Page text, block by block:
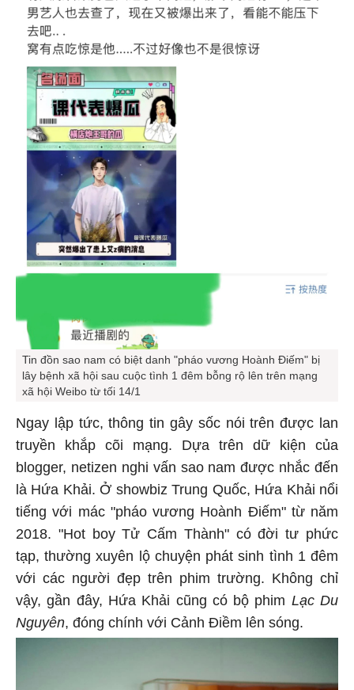
Tin đồn sao nam có biệt danh "pháo vương Hoành Điếm" bị
lây bệnh xã hội sau cuộc tình 1 đêm bỗng rộ lên trên mạng
xã hội Weibo từ tối 14/1
Ngay lập tức, thông tin gây sốc nói trên được lan
truyền khắp cõi mạng. Dựa trên dữ kiện của
blogger, netizen nghi vấn sao nam được nhắc đến
là Hứa Khải. Ở showbiz Trung Quốc, Hứa Khải nổi
tiếng với mác "pháo vương Hoành Điếm" từ năm
2018. "Hot boy Tử Cấm Thành" có đời tư phức
tạp, thường xuyên lộ chuyện phát sinh tình 1 đêm
với các người đẹp trên phim trường. Không chỉ
vậy, gần đây, Hứa Khải cũng có bộ phim Lạc Du
Nguyên , đóng chính với Cảnh Điềm lên sóng.